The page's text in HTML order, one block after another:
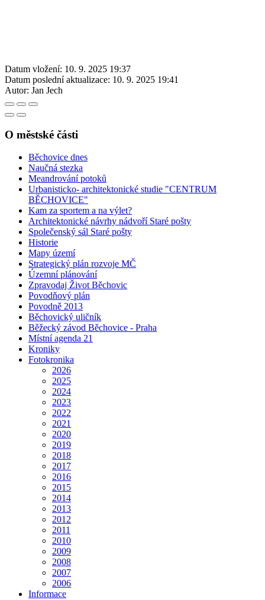
Datum vložení: 10. 9. 2025 19:37
Datum poslední aktualizace: 10. 9. 2025 19:41
Autor: Jan Jech
O městské části
Běchovice dnes
Naučná stezka
Meandrování potoků
Urbanisticko- architektonické studie "CENTRUM
BĚCHOVICE"
Kam za sportem a na výlet?
Architektonické návrhy nádvoří Staré pošty
Společenský sál Staré pošty
Historie
Mapy území
Strategický plán rozvoje MČ
Územní plánování
Zpravodaj Život Běchovic
Povodňový plán
Povodně 2013
Běchovický uličník
Běžecký závod Běchovice - Praha
Místní agenda 21
Kroniky
Fotokronika
2026
2025
2024
2023
2022
2021
2020
2019
2018
2017
2016
2015
2014
2013
2012
2011
2010
2009
2008
2007
2006
Informace